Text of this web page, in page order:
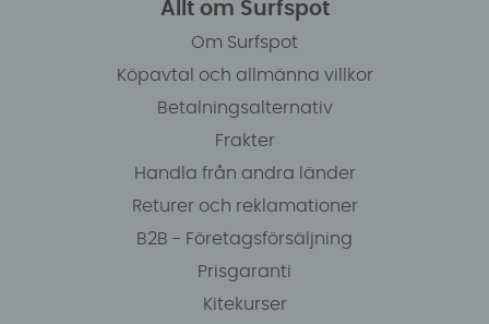
Allt om Surfspot
Om Surfspot
Köpavtal och allmänna villkor
Betalningsalternativ
Frakter
Handla från andra länder
Returer och reklamationer
B2B - Företagsförsäljning
Prisgaranti
Kitekurser